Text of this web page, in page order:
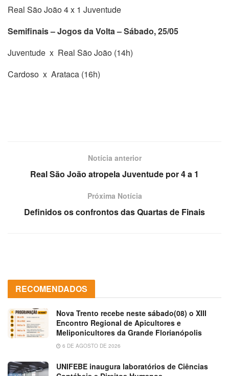
Real São João 4 x 1 Juventude
Semifinais – Jogos da Volta – Sábado, 25/05
Juventude x Real São João (14h)
Cardoso x Arataca (16h)
Notícia anterior
Real São João atropela Juventude por 4 a 1
Próxima Notícia
Definidos os confrontos das Quartas de Finais
RECOMENDADOS
Nova Trento recebe neste sábado(08) o XIII
Encontro Regional de Apicultores e
Meliponicultores da Grande Florianópolis
6 DE AGOSTO DE 2026
UNIFEBE inaugura laboratórios de Ciências